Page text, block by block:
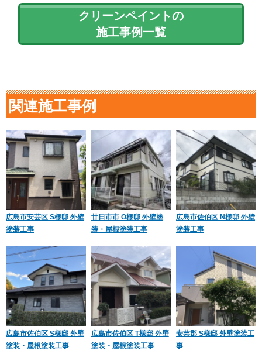
クリーンペイントの
施工事例一覧
関連施工事例
広島市安芸区 S様邸 外壁
塗装工事
廿日市市 O様邸 外壁塗
装・屋根塗装工事
広島市佐伯区 N様邸 外壁
塗装工事
広島市佐伯区 S様邸 外壁
塗装・屋根塗装工事
広島市佐伯区 T様邸 外壁
塗装・屋根塗装工事
安芸郡 S様邸 外壁塗装工
事